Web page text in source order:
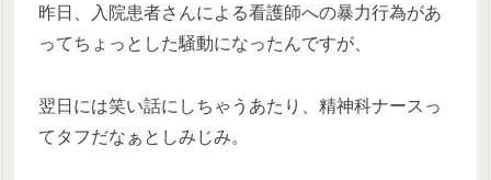
昨日、入院患者さんによる看護師への暴力行為があ
ってちょっとした騒動になったんですが、
翌日には笑い話にしちゃうあたり、精神科ナースっ
てタフだなぁとしみじみ。